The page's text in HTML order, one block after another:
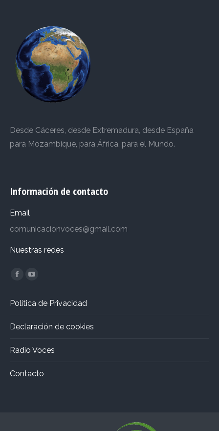
Desde Cáceres, desde Extremadura, desde España
para Mozambique, para África, para el Mundo.
Información de contacto
Email
comunicacionvoces@gmail.com
Nuestras redes
Encuéntranos en:
Facebook
opens
new
YouTube
opens
new
Política de Privacidad
Declaración de cookies
Radio Voces
Contacto